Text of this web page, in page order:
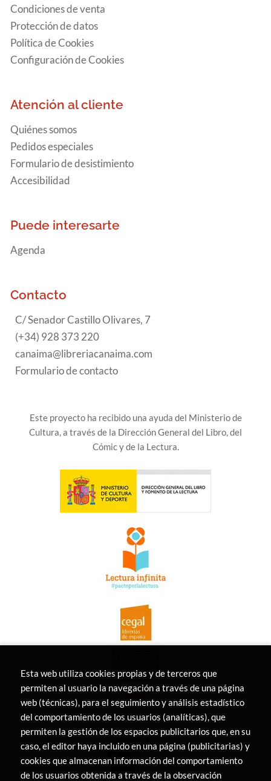
Condiciones de venta
Protección de datos
Política de Cookies
Configuración de Cookies
Atención al cliente
Quiénes somos
Pedidos especiales
Formulario de desistimiento
Accesibilidad
Puede interesarte
Agenda
Contacto
C/ Senador Castillo Olivares, 7
(+34) 928 373 220
canaima@libreriacanaima.com
Formulario de contacto
Este proyecto ha recibido una ayuda del Ministerio de
Cultura, a través de la Dirección General del Libro, del
Cómic y de la Lectura.
Esta web utiliza cookies propias y de terceros que
permiten al usuario la navegación a través de una página
web (técnicas), para el seguimiento y análisis estadístico
del comportamiento de los usuarios (analíticas), que
permiten la gestión de los espacios publicitarios que, en su
caso, el editor haya incluido en una página (publicitarias) y
cookies que almacenan información del comportamiento
de los usuarios obtenida a través de la observación